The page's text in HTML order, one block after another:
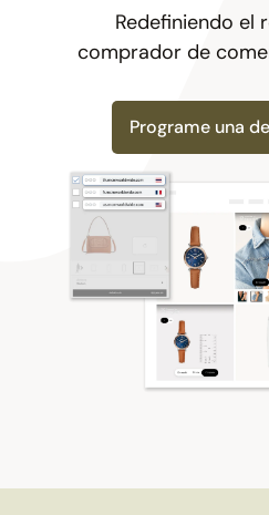
Redefiniendo el
comprador de
Programe una